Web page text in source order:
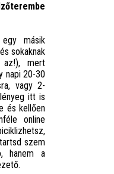
másik
sokaknak
az!), mert
napi 20-30
vagy 2-
itt is
és kellően
online
szem
hanem a